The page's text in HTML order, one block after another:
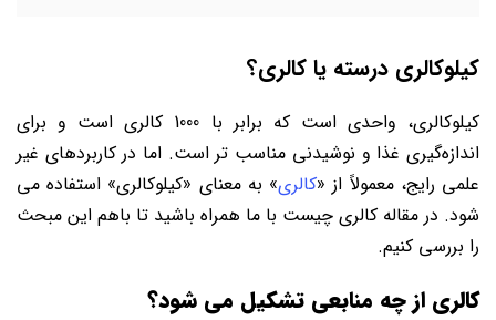
کیلوکالری درسته یا کالری؟
کیلوکالری، واحدی است که برابر با 1000 کالری است و برای
اندازه‌گیری غذا و نوشیدنی مناسب ‌تر است. اما در کاربردهای غیر
علمی رایج، معمولاً از «کالری» به معنای «کیلوکالری» استفاده می
‌شود. در مقاله کالری چیست با ما همراه باشید تا باهم این مبحث
را بررسی کنیم.
کالری از چه منابعی تشکیل می شود؟